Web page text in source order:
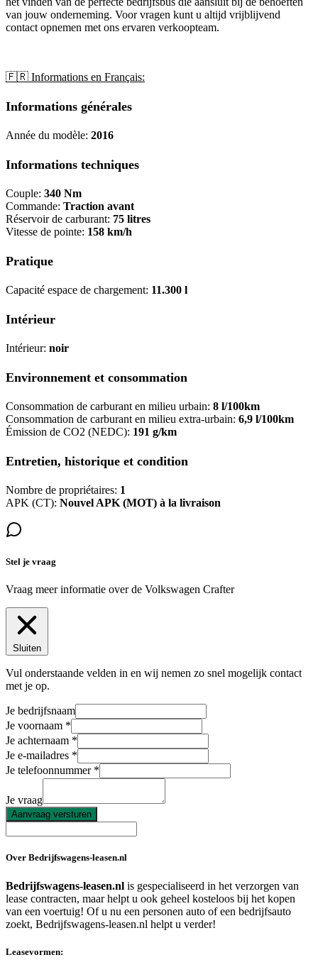
van jouw onderneming. Voor vragen kunt u altijd vrijblijvend
contact opnemen met ons ervaren verkoopteam.
🇫🇷 Informations en Français:
Informations générales
Année du modèle: 2016
Informations techniques
Couple: 340 Nm
Commande: Traction avant
Réservoir de carburant: 75 litres
Vitesse de pointe: 158 km/h
Pratique
Capacité espace de chargement: 11.300 l
Intérieur
Intérieur: noir
Environnement et consommation
Consommation de carburant en milieu urbain: 8 l/100km
Consommation de carburant en milieu extra-urbain: 6,9 l/100km
Émission de CO2 (NEDC): 191 g/km
Entretien, historique et condition
Nombre de propriétaires: 1
APK (CT): Nouvel APK (MOT) à la livraison
Stel je vraag
Vraag meer informatie over de Volkswagen Crafter
Sluiten
Vul onderstaande velden in en wij nemen zo snel mogelijk contact
met je op.
Je bedrijfsnaam
Je voornaam
Je achternaam
Je e-mailadres
Je telefoonnummer
Je vraag
Aanvraag versturen
Over Bedrijfswagens-leasen.nl
Bedrijfswagens-leasen.nl is gespecialiseerd in het verzorgen van
lease contracten, maar helpt u ook geheel kosteloos bij het kopen
van een voertuig! Of u nu een personen auto of een bedrijfsauto
zoekt, Bedrijfswagens-leasen.nl helpt u verder!
Leasevormen: